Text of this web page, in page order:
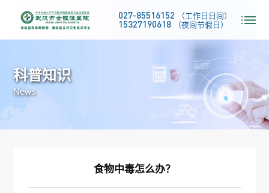
027-85516152 （工作日日间）
15327190618 （夜间节假日）
科普知识
News
食物中毒怎么办？